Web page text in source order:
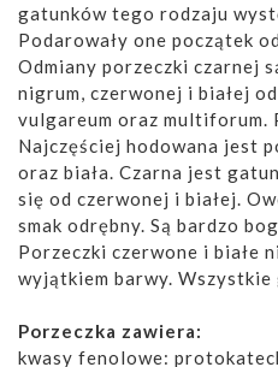
gatunków tego rodzaju
Podarowały one początek
Odmiany porzeczki czarnej
nigrum, czerwonej i białej
vulgareum oraz multiforum.
Najczęściej hodowana jest
oraz biała. Czarna jest
się od czerwonej i białej.
smak odrębny. Są bardzo
Porzeczki czerwone i białe
wyjątkiem barwy. Wszystkie
Porzeczka zawiera:
kwasy fenolowe: